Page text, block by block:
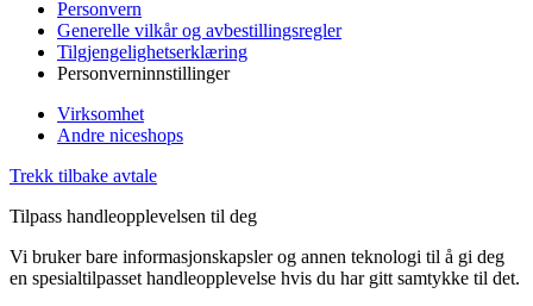
Personvern
Generelle vilkår og avbestillingsregler
Tilgjengelighetserklæring
Personverninnstillinger
Virksomhet
Andre niceshops
Trekk tilbake avtale
Tilpass handleopplevelsen til deg
Vi bruker bare informasjonskapsler og annen teknologi til å gi deg
en spesialtilpasset handleopplevelse hvis du har gitt samtykke til det.